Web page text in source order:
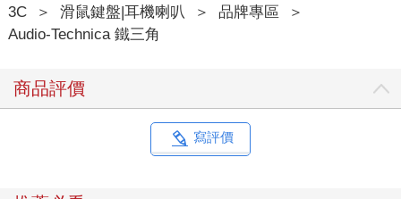
3C
＞ 滑鼠鍵盤|耳機喇叭 ＞ 品牌專區
＞
Audio-Technica 鐵三角
商品評價
寫評價